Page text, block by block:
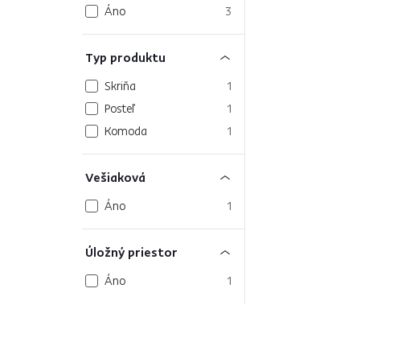
Áno 3
Typ produktu
Skriňa
1
Posteľ
1
Komoda
1
Vešiaková
Áno 1
Úložný priestor
Áno 1